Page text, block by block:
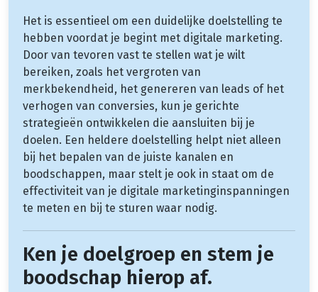
Het is essentieel om een duidelijke doelstelling te
hebben voordat je begint met digitale marketing.
Door van tevoren vast te stellen wat je wilt
bereiken, zoals het vergroten van
merkbekendheid, het genereren van leads of het
verhogen van conversies, kun je gerichte
strategieën ontwikkelen die aansluiten bij je
doelen. Een heldere doelstelling helpt niet alleen
bij het bepalen van de juiste kanalen en
boodschappen, maar stelt je ook in staat om de
effectiviteit van je digitale marketinginspanningen
te meten en bij te sturen waar nodig.
Ken je doelgroep en stem je
boodschap hierop af.